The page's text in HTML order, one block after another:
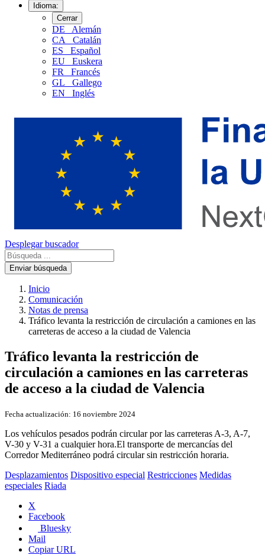
Idioma:
Cerrar
DE
Alemán
CA
Catalán
ES
Español
EU
Euskera
FR
Francés
GL
Gallego
EN
Inglés
Desplegar buscador
Enviar búsqueda
Inicio
Comunicación
Notas de prensa
Tráfico levanta la restricción de circulación a camiones en las
carreteras de acceso a la ciudad de Valencia
Tráfico levanta la restricción de
circulación a camiones en las carreteras
de acceso a la ciudad de Valencia
Fecha actualización: 16 noviembre 2024
Los vehículos pesados podrán circular por las carreteras A-3, A-7,
V-30 y V-31 a cualquier hora.El transporte de mercancías del
Corredor Mediterráneo podrá circular sin restricción horaria.
Desplazamientos Dispositivo especial Restricciones Medidas
especiales Riada
X
Facebook
Bluesky
Mail
Copiar URL